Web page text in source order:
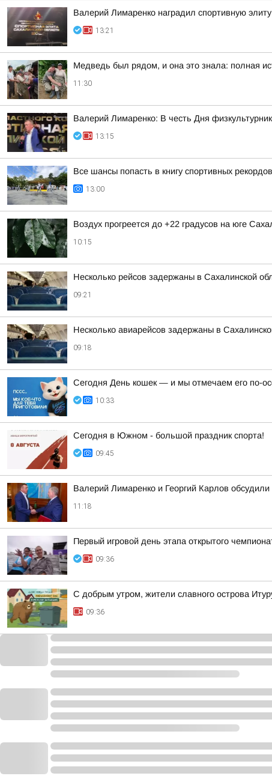
Валерий Лимаренко наградил спортивную
13:21
Медведь был рядом, и она это знала: полная
11:30
Валерий Лимаренко: В честь Дня
13:15
Все шансы попасть в книгу спортивных
13:00
Воздух прогреется до +22 градусов на юге
10:15
Несколько рейсов задержаны в Сахалинской
09:21
Несколько авиарейсов задержаны в
09:18
Сегодня День кошек — и мы отмечаем его по-
10:33
Сегодня в Южном - большой праздник спорта!
09:45
Валерий Лимаренко и Георгий Карлов
11:18
Первый игровой день этапа открытого
09:36
С добрым утром, жители славного острова
09:36